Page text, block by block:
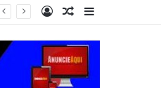
Barra
Artigo
Entrar